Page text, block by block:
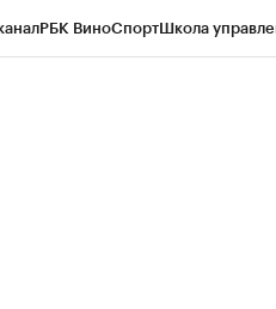
РБК ВиноСпортШкола